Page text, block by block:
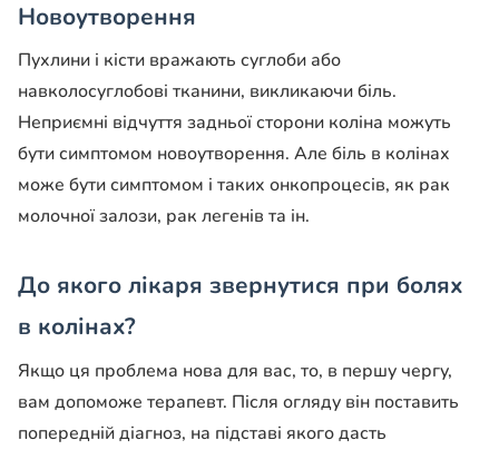
Новоутворення
Пухлини і кісти вражають суглоби або
навколосуглобові тканини, викликаючи біль.
Неприємні відчуття задньої сторони коліна можуть
бути симптомом новоутворення. Але біль в колінах
може бути симптомом і таких онкопроцесів, як рак
молочної залози, рак легенів та ін.
До якого лікаря звернутися при болях
в колінах?
Якщо ця проблема нова для вас, то, в першу чергу,
вам допоможе терапевт. Після огляду він поставить
попередній діагноз, на підставі якого дасть